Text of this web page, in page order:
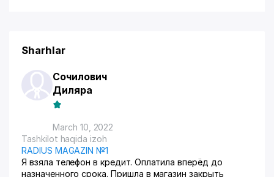
Sharhlar
Сочилович
Диляра
March 10, 2022
Tashkilot haqida izoh
RADIUS MAGAZIN №1
Я взяла телефон в кредит. Оплатила вперёд до
назначенного срока. Пришла в магазин закрыть